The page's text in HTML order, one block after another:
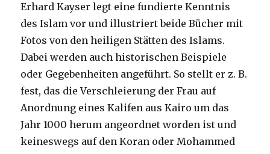
Erhard Kayser legt eine fundierte Kenntnis
des Islam vor und illustriert beide Bücher mit
Fotos von den heiligen Stätten des Islams.
Dabei werden auch historischen Beispiele
oder Gegebenheiten angeführt. So stellt er z. B.
fest, das die Verschleierung der Frau auf
Anordnung eines Kalifen aus Kairo um das
Jahr 1000 herum angeordnet worden ist und
keineswegs auf den Koran oder Mohammed